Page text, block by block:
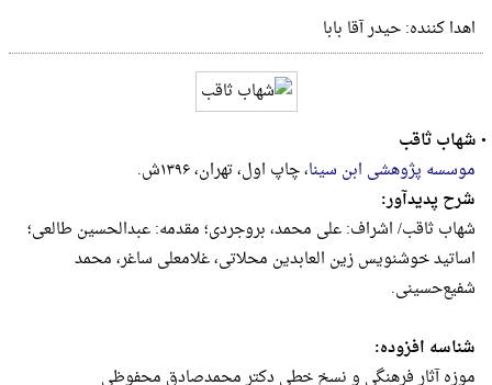
اهدا کننده: حیدر آقا بابا
•شهاب ثاقب
موسسه پژوهشی ابن سینا، چاپ اول، تهران، ۱۳۹۶ش.
شرح پدیدآور:
شهاب ثاقب/ اشراف: علی محمد، بروجردی؛ مقدمه: عبدالحسین طالعی؛
اساتید خوشنویس زین العابدین محلاتی، غلامعلی ساغر، محمد
شفیع‌حسینی.
شناسه افزوده:
موزه آثار فرهنگی و نسخ خطی دکتر محمدصادق محفوظی